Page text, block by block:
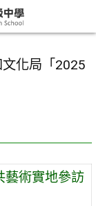
化局「2025
藝術實地參訪